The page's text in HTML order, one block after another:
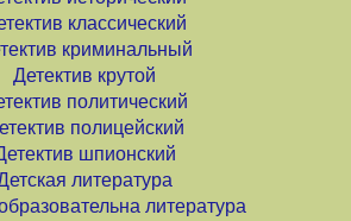
классический
криминальный
Детектив крутой
политический
полицейский
шпионский
литература
литература